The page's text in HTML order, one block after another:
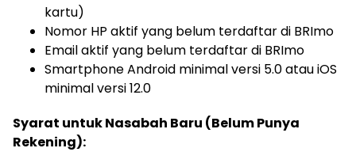
kartu)
Nomor HP aktif yang belum terdaftar di BRImo
Email aktif yang belum terdaftar di BRImo
Smartphone Android minimal versi 5.0 atau iOS
minimal versi 12.0
Syarat untuk Nasabah Baru (Belum Punya
Rekening):